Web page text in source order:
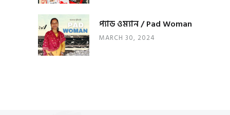
প্যাড ওম্যান / Pad Woman
MARCH 30, 2024